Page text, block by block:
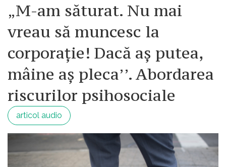
„M-am săturat. Nu mai
vreau să muncesc la
corporație! Dacă aș putea,
mâine aș pleca’’. Abordarea
riscurilor psihosociale
articol audio